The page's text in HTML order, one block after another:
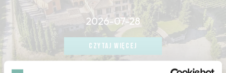
2026-07-28
CZYTAJ WIĘCEJ
CZYTAJ WIĘCEJ
CZYTAJ WIĘCEJ